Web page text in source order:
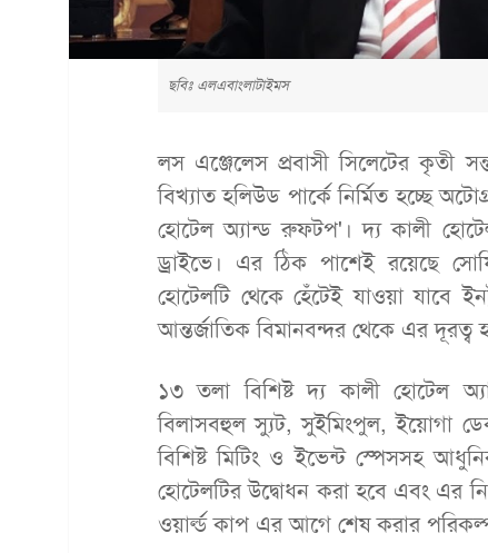
ছবিঃ এলএবাংলাটাইমস
লস এঞ্জেলেস প্রবাসী সিলেটের কৃতী
বিখ্যাত হলিউড পার্কে নির্মিত হচ্ছে
হোটেল অ্যান্ড রুফটপ'। দ্য কালী
ড্রাইভে। এর ঠিক পাশেই রয়েছে
হোটেলটি থেকে হেঁটেই যাওয়া যাবে
আন্তর্জাতিক বিমানবন্দর থেকে এর দূরত্ব
১৩ তলা বিশিষ্ট দ্য কালী হোটেল
বিলাসবহুল স্যুট, সুইমিংপুল, ইয়োগা
বিশিষ্ট মিটিং ও ইভেন্ট স্পেসসহ
হোটেলটির উদ্বোধন করা হবে এবং এর
ওয়ার্ল্ড কাপ এর আগে শেষ করার